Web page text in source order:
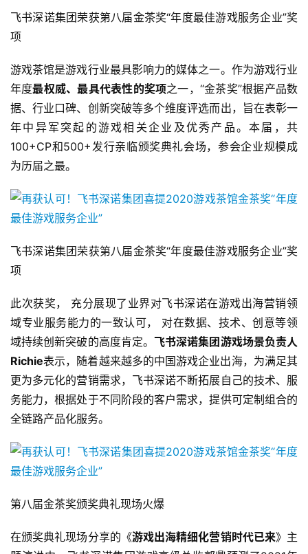
飞书深诺集团荣获第八届金茶奖“年度最佳游戏服务企业”奖
项
游戏茶馆是游戏行业最具影响力的媒体之一。作为游戏行业
年度最权威、最具代表性的奖项之一，“金茶奖”根据产品数
据、行业口碑、创新突破等多个维度评选而出，旨在表彰一
年中异军突起的游戏相关企业及优秀产品。本届，共
100+CP和500+发行亲临颁奖典礼会场，参会企业规模成
为历届之最。
飞书深诺集团荣获第八届金茶奖“年度最佳游戏服务企业”奖
项
此次获奖， 充分展现了业界对飞书深诺在游戏出海营销领
域专业服务能力的一致认可， 对在数据、技术、创意等领
域持续创新突破的高度肯定。飞书深诺集团游戏场景负责人
Richie表示，随着越来越多的中国游戏企业出海，为满足其
更为多元化的营销需求，飞书深诺不断拓展自己的技术、服
务能力，根据处于不同阶段的客户需求，提供可定制组合的
全链路产品化服务。
第八届金茶奖颁奖典礼现场火爆
在颁奖典礼现场分享的《游戏出海精细化营销时代已来》主